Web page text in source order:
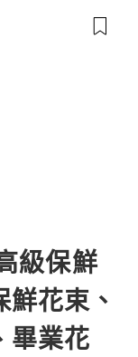
級保鮮
花束、
畢業花